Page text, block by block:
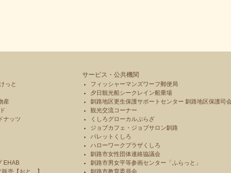
っと
産
ナッツ
EHAB
売【おと。】
サービス・公共機関
フィッシャーマンズワーフ郵便局
夕日観光船シークレイン船乗場
釧路地区更生保護サポートセンター 釧路地区保護司
観光交流コーナー
くしろグローカルぷらざ
ジョブカフェ・ジョブサロン釧路
パレットくしろ
ハローワークプラザくしろ
釧路市女性団体連絡協議会
釧路市男女平等参画センター「ふらっと」
釧路市教育委員会